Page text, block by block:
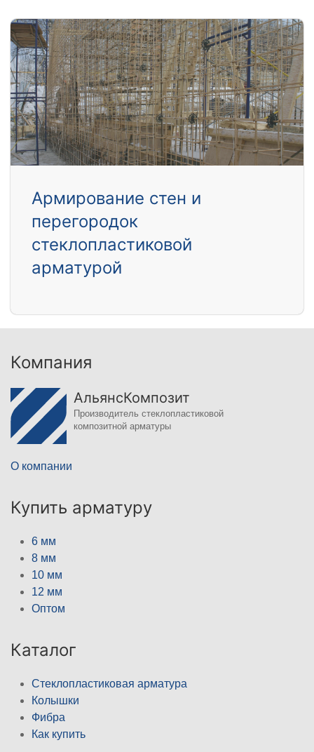
Армирование стен и
перегородок
стеклопластиковой
арматурой
Компания
АльянсКомпозит
Производитель стеклопластиковой
композитной арматуры
О компании
Купить арматуру
6 мм
8 мм
10 мм
12 мм
Оптом
Каталог
Стеклопластиковая арматура
Колышки
Фибра
Как купить